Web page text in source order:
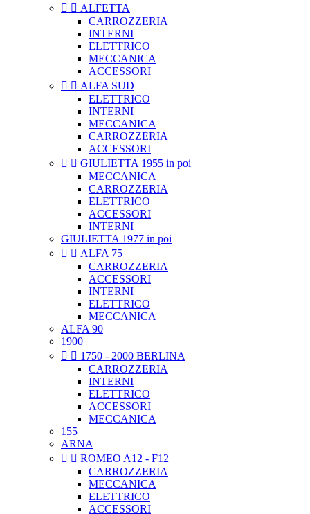
  ALFETTA
CARROZZERIA
INTERNI
ELETTRICO
MECCANICA
ACCESSORI
  ALFA SUD
ELETTRICO
INTERNI
MECCANICA
CARROZZERIA
ACCESSORI
  GIULIETTA 1955 in poi
MECCANICA
CARROZZERIA
ELETTRICO
ACCESSORI
INTERNI
GIULIETTA 1977 in poi
  ALFA 75
CARROZZERIA
ACCESSORI
INTERNI
ELETTRICO
MECCANICA
ALFA 90
1900
  1750 - 2000 BERLINA
CARROZZERIA
INTERNI
ELETTRICO
ACCESSORI
MECCANICA
155
ARNA
  ROMEO A12 - F12
CARROZZERIA
MECCANICA
ELETTRICO
ACCESSORI